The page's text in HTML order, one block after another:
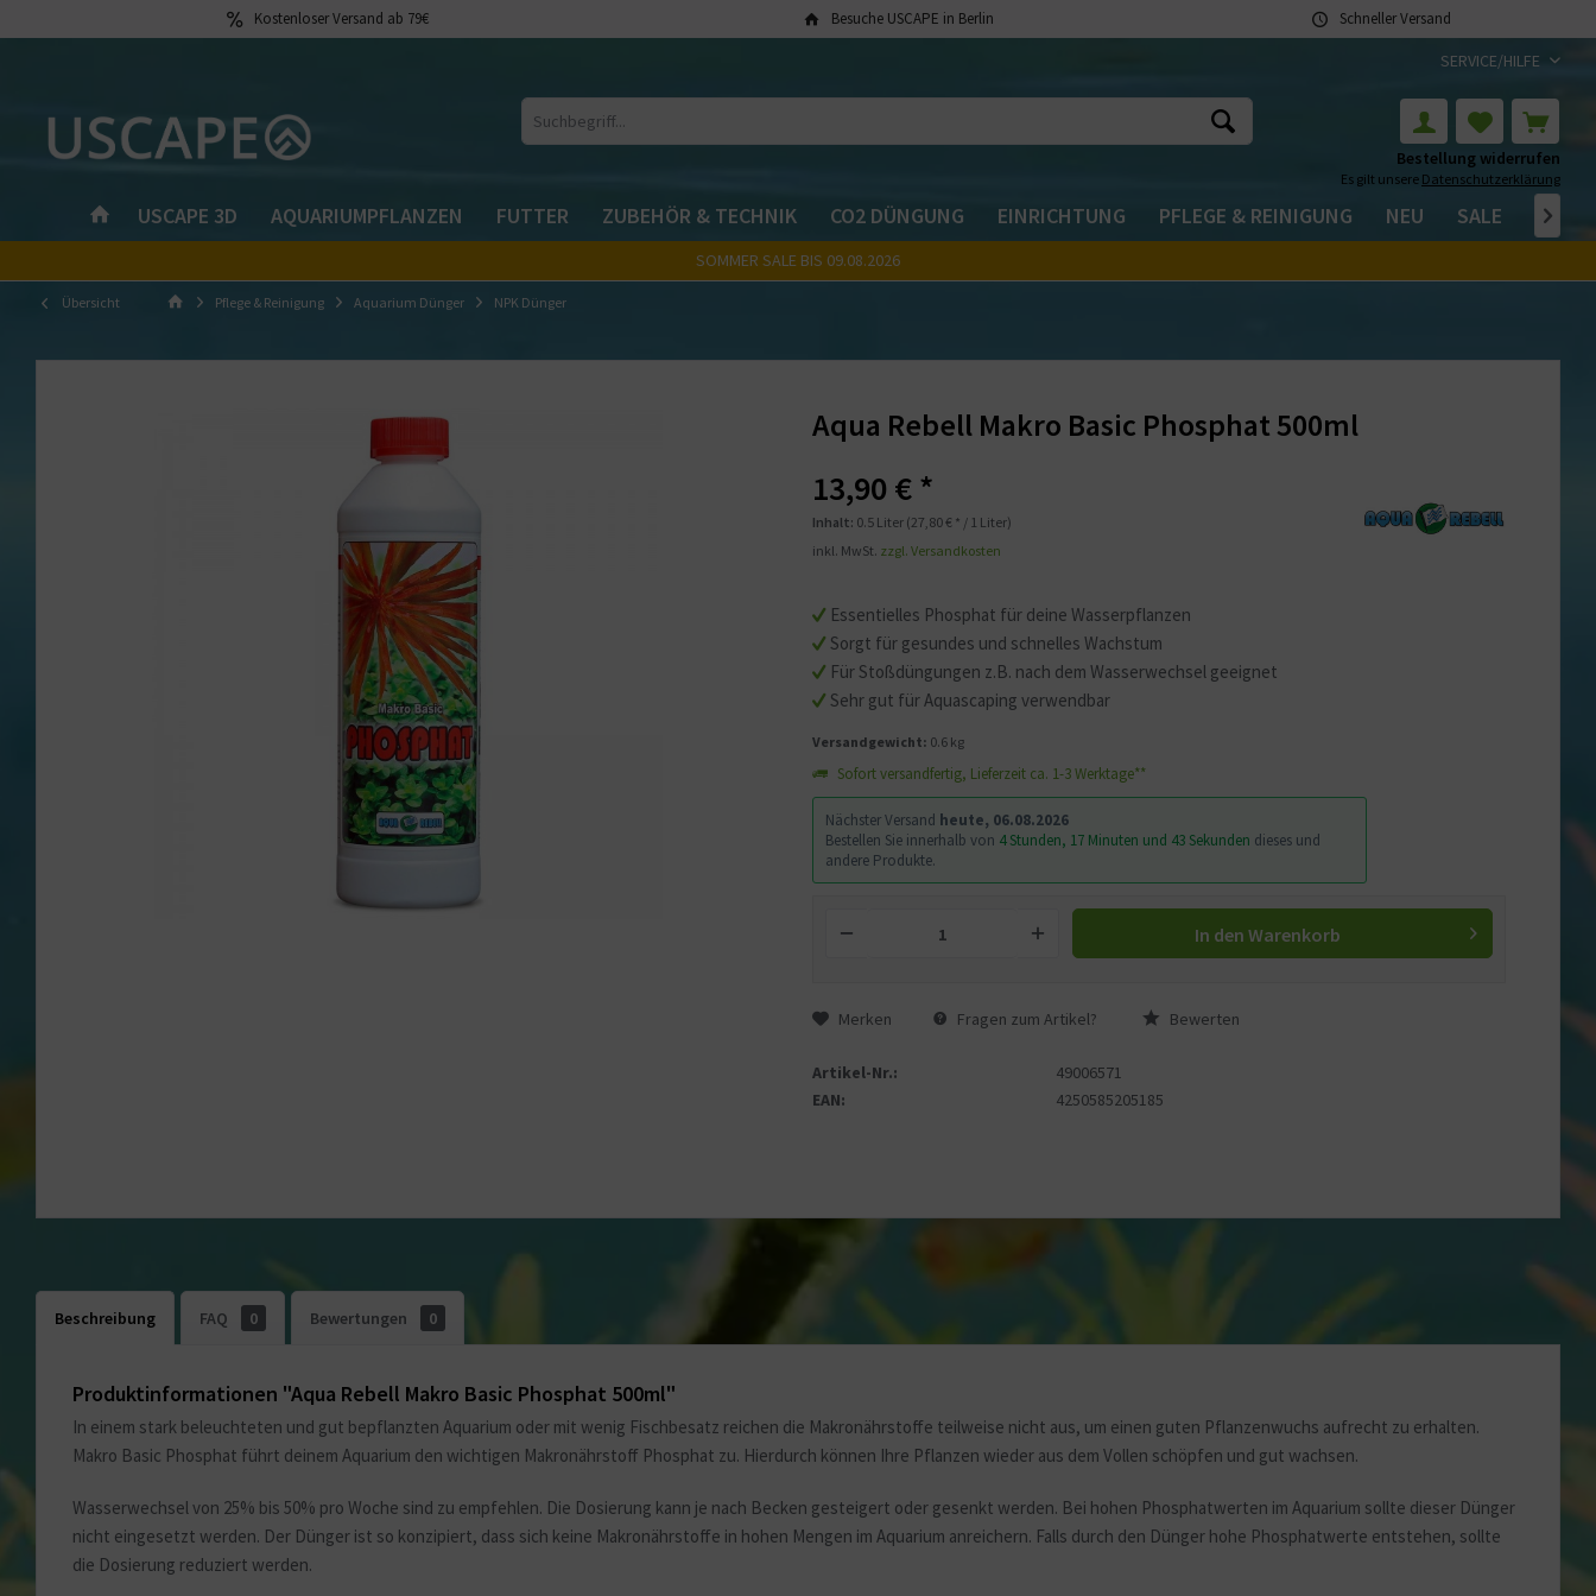
Kostenloser Versand ab 79€ Besuche USCAPE in Berlin Schneller Versand
SERVICE/HILFE
Bestellung widerrufen
Es gilt unsere Datenschutzerklärung
USCAPE 3D AQUARIUMPFLANZEN FUTTER ZUBEHÖR & TECHNIK CO2 DÜNGUNG EINRICHTUNG PFLEGE & REINIGUNG NEU SALE 
SOMMER SALE BIS 09.08.2026
Übersicht Pflege & Reinigung Aquarium Dünger NPK Dünger
Aqua Rebell Makro Basic Phosphat 500ml
Essentielles Phosphat für deine Wasserpflanzen
Sorgt für gesundes und schnelles Wachstum
Für Stoßdüngungen z.B. nach dem Wasserwechsel geeignet
Sehr gut für Aquascaping verwendbar
13,90 € *
Inhalt: 0.5 Liter (27,80 € * / 1 Liter)
inkl. MwSt. zzgl. Versandkosten
Versandgewicht: 0.6 kg
Sofort versandfertig, Lieferzeit ca. 1-3 Werktage**
Nächster Versand heute, 06.08.2026
Bestellen Sie innerhalb von 4 Stunden, 17 Minuten und 42 Sekunden dieses und
andere Produkte.
In den Warenkorb
Merken Fragen zum Artikel? Bewerten
Artikel-Nr.:
49006571
EAN:
4250585205185
Beschreibung FAQ 0 Bewertungen 0
Produktinformationen "Aqua Rebell Makro Basic Phosphat 500ml"
In einem stark beleuchteten und gut bepflanzten Aquarium oder mit wenig Fischbesatz reichen die Makronährstoffe teilweise nicht aus, um einen guten Pflanzenwuchs aufrecht zu erhalten.
Makro Basic Phosphat führt deinem Aquarium den wichtigen Makronährstoff Phosphat zu. Hierdurch können Ihre Pflanzen wieder aus dem Vollen schöpfen und gut wachsen.
Wasserwechsel von 25% bis 50% pro Woche sind zu empfehlen. Die Dosierung kann je nach Becken gesteigert oder gesenkt werden. Bei hohen Phosphatwerten im Aquarium sollte dieser Dünger
nicht eingesetzt werden. Der Dünger ist so konzipiert, dass sich keine Makronährstoffe in hohen Mengen im Aquarium anreichern. Falls durch den Dünger hohe Phosphatwerte entstehen, sollte
die Dosierung reduziert werden.